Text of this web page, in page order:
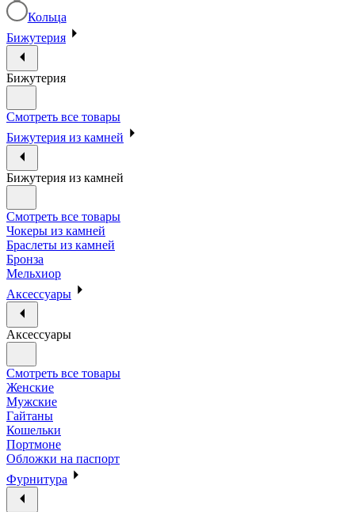
Кольца
Бижутерия
Бижутерия
Смотреть все товары
Бижутерия из камней
Бижутерия из камней
Смотреть все товары
Чокеры из камней
Браслеты из камней
Бронза
Мельхиор
Аксессуары
Аксессуары
Смотреть все товары
Женские
Мужские
Гайтаны
Кошельки
Портмоне
Обложки на паспорт
Фурнитура